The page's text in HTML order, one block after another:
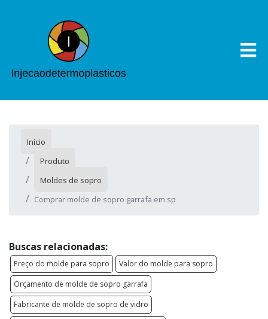
Início
Produto
Moldes de sopro
Comprar molde de sopro garrafa em sp
Buscas relacionadas:
Preço do molde para sopro
Valor do molde para sopro
Orçamento de molde de sopro garrafa
Fabricante de molde de sopro de vidro